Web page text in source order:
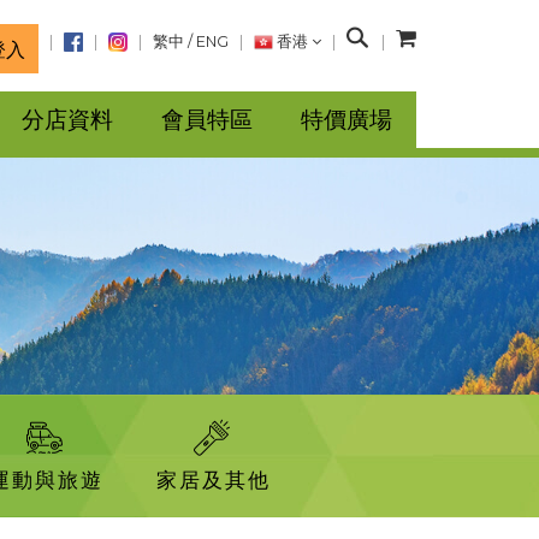
入 繁中 / ENG 香港
搜
分店資料 會員特區 特價廣場
動與旅遊 家居及其他